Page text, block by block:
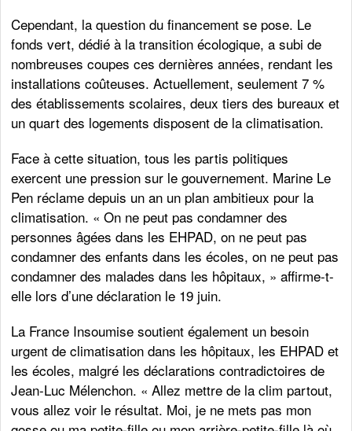
Cependant, la question du financement se pose. Le
fonds vert, dédié à la transition écologique, a subi de
nombreuses coupes ces dernières années, rendant les
installations coûteuses. Actuellement, seulement 7 %
des établissements scolaires, deux tiers des bureaux et
un quart des logements disposent de la climatisation.
Face à cette situation, tous les partis politiques
exercent une pression sur le gouvernement. Marine Le
Pen réclame depuis un an un plan ambitieux pour la
climatisation. « On ne peut pas condamner des
personnes âgées dans les EHPAD, on ne peut pas
condamner des enfants dans les écoles, on ne peut pas
condamner des malades dans les hôpitaux, » affirme-t-
elle lors d’une déclaration le 19 juin.
La France Insoumise soutient également un besoin
urgent de climatisation dans les hôpitaux, les EHPAD et
les écoles, malgré les déclarations contradictoires de
Jean-Luc Mélenchon. « Allez mettre de la clim partout,
vous allez voir le résultat. Moi, je ne mets pas mon